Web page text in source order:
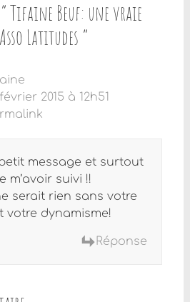
Tifaine Beuf: une vraie
Latitudes ”
2015 à 12h51
message et surtout
m’avoir suivi !!
serait rien sans votre
votre dynamisme!
Réponse